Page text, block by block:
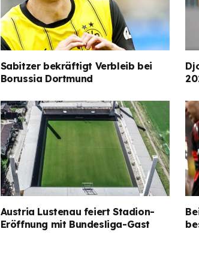
Sabitzer bekräftigt Verbleib bei
Borussia Dortmund
Austria Lustenau feiert Stadion-
Eröffnung mit Bundesliga-Gast